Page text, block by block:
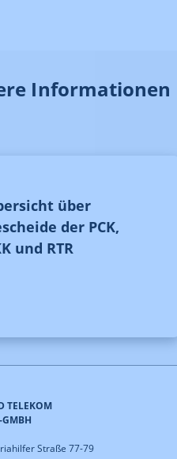
Informationen
über
der PCK,
und RTR
TELEKOM
GMBH
Straße 77-79